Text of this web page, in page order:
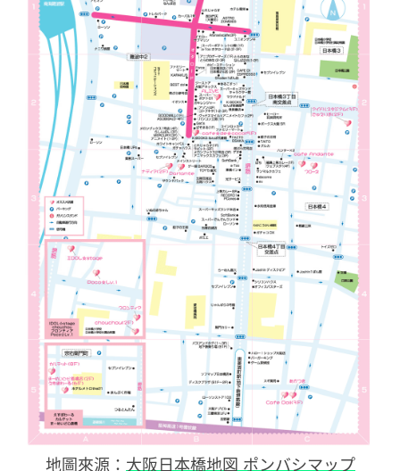
地圖來源： 大阪日本橋地図 ポンバシマップ